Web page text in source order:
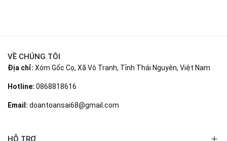
VỀ CHÚNG TÔI
Địa chỉ: Xóm Gốc Cọ, Xã Vô Tranh, Tỉnh Thái Nguyên, Việt Nam
Hotline: 0868818616
Email: doantoansai68@gmail.com
HỖ TRỢ